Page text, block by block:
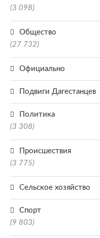
(3 098)
Общество
(27 732)
Официально
Подвиги Дагестанцев
Политика
(3 308)
Происшествия
(3 775)
Сельское хозяйство
Спорт
(9 803)